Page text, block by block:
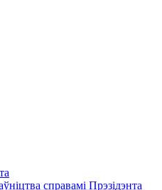
справамі Прэзідэнта